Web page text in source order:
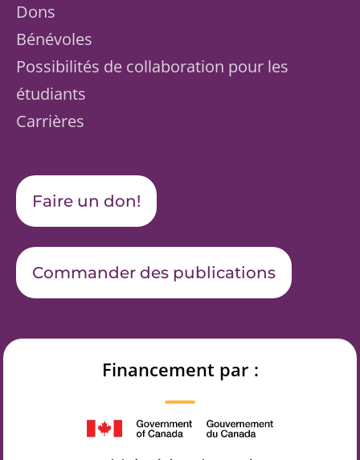
Dons
Bénévoles
Possibilités de collaboration pour les
étudiants
Carrières
Faire un don!
Commander des publications
Financement par :